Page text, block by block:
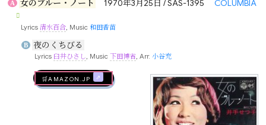
A 女のブルー・ノート 1970年3月25日 / SAS-1395 COLUMBIA
Lyrics清水百合, Music和田香苗
B 夜のくちびる
Lyrics 臼井ひさし, Music 下田博省, Arr. 小谷充
🛒AMAZON.jp